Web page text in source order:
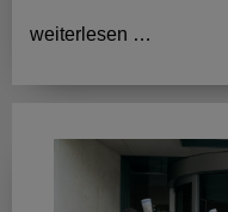
weiterlesen …